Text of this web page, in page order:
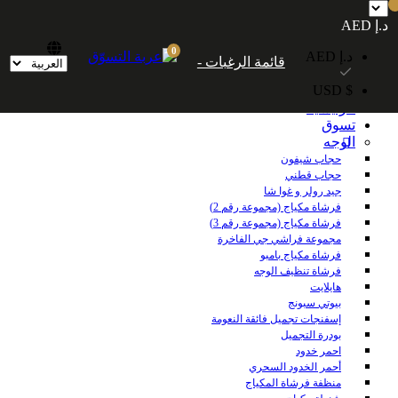
درهمًا إماراتيًا. شحن مجاني عالميًا للطلبات التي تزيد قيمتها عن 600 درهم إماراتي.
تسوق
الوجه
حجاب شيفون
حجاب قطني
جيد رولر و غوا شا
فرشاة مكياج (مجموعة رقم 2)
فرشاة مكياج (مجموعة رقم 3)
مجموعة فراشي جي الفاخرة
فرشاة مكياج بامبو
فرشاة تنظيف الوجه
هايلايت
بيوتي سبونج
إسفنجات تجميل فائقة النعومة
بودرة التجميل
احمر خدود
أحمر الخدود السحري
منظفة فرشاة المكياج
د.إ AED
د.إ AED
$ USD
قائمة الرغبات -
0